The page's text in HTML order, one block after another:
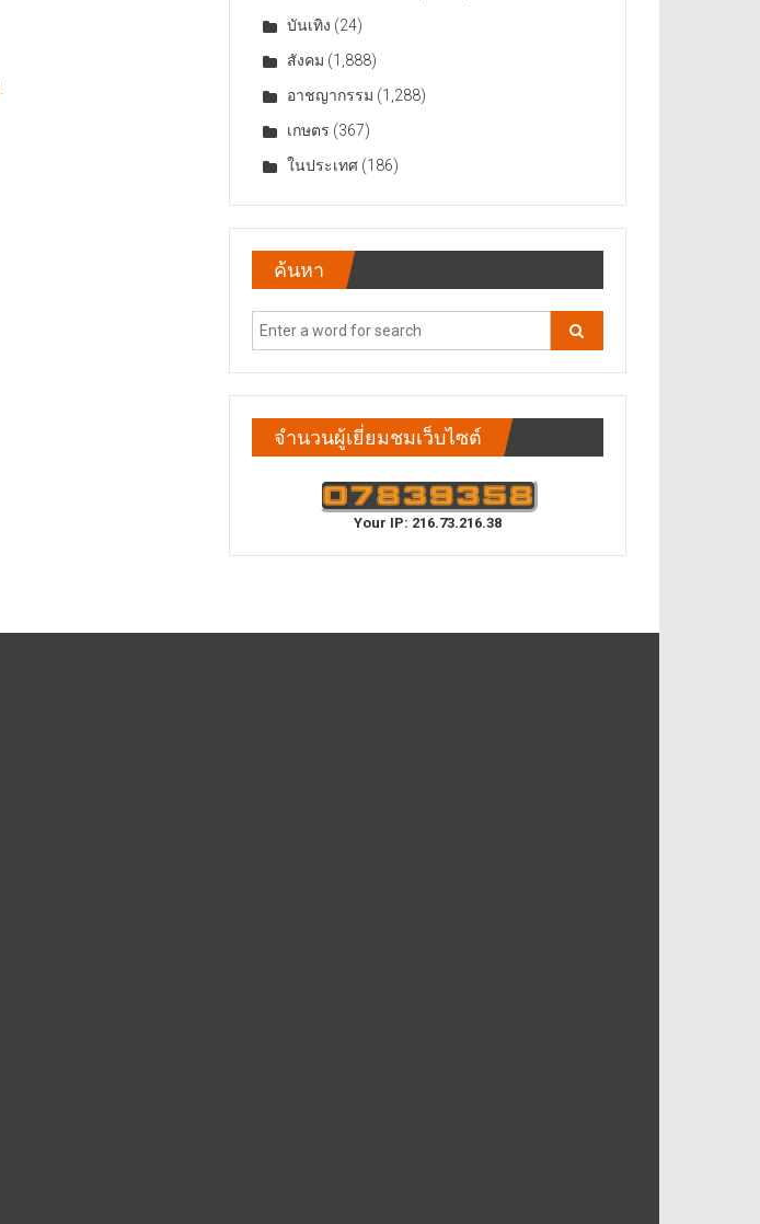
บันเทิง (24)
สังคม (1,888)
อาชญากรรม (1,288)
เกษตร (367)
ในประเทศ (186)
ค้นหา
จำนวนผู้เยี่ยมชมเว็บไซต์
Your IP: 216.73.216.38